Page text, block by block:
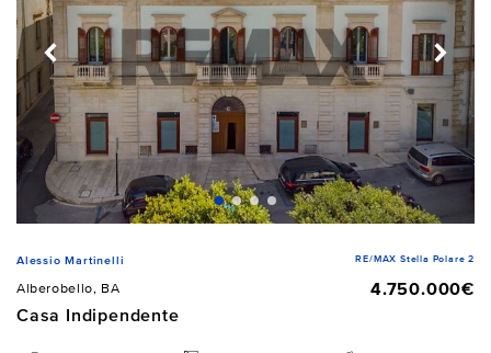
Alessio Martinelli RE/MAX Stella Polare 2
Alberobello, BA
4.750.000€
Casa Indipendente